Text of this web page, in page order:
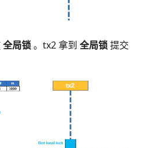
全局锁。tx2 拿到 全局锁提交